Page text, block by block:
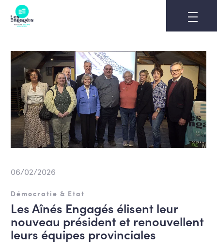
content
06/02/2026
Démocratie & Etat
Les Aînés Engagés élisent leur
nouveau président et renouvellent
leurs équipes provinciales